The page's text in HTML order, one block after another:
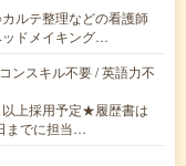
ルテ整理などの看護師
ッドメイキング…
ンスキル不要 / 英語力不
上採用予定★履歴書は
までに担当…